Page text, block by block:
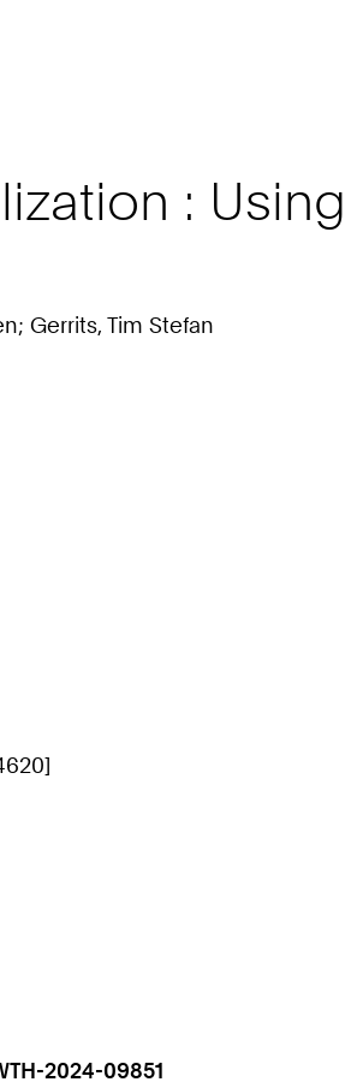
: Using
Gerrits, Tim Stefan
2024-09851